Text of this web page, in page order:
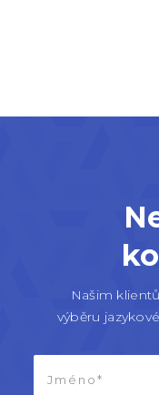
Našim
výběru